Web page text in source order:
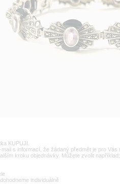
KUPUJI.
s informací, že žádaný předmět je pro Vás
kroku objednávky. Můžete zvolit například:
individuálně